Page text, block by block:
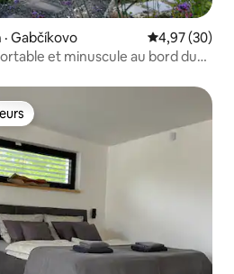
Gabčíkovo Note
4,97 (30)
et minuscule au bord du
parmi les plus aimés